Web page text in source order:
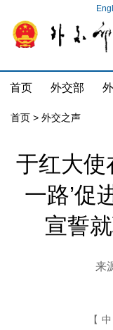
首页 外交部
首页 > 外交之声
于红大使
一路’促
宣誓
来
【 中